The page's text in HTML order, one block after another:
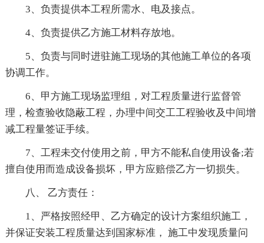
3、负责提供本工程所需水、电及接点。
4、负责提供乙方施工材料存放地。
5、负责与同时进驻施工现场的其他施工单位的各项
协调工作。
6、甲方施工现场监理组，对工程质量进行监督管
理，检查验收隐蔽工程，办理中间交工工程验收及中间增
减工程量签证手续。
7、工程未交付使用之前，甲方不能私自使用设备;若
擅自使用而造成设备损坏，甲方应赔偿乙方一切损失。
八、 乙方责任：
1、严格按照经甲、乙方确定的设计方案组织施工，
并保证安装工程质量达到国家标准， 施工中发现质量问